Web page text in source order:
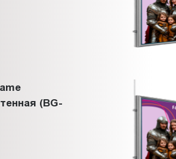
(BG-